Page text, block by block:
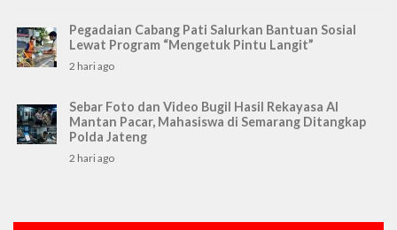
Pegadaian Cabang Pati Salurkan Bantuan Sosial
Lewat Program “Mengetuk Pintu Langit”
2 hari ago
Sebar Foto dan Video Bugil Hasil Rekayasa AI
Mantan Pacar, Mahasiswa di Semarang Ditangkap
Polda Jateng
2 hari ago